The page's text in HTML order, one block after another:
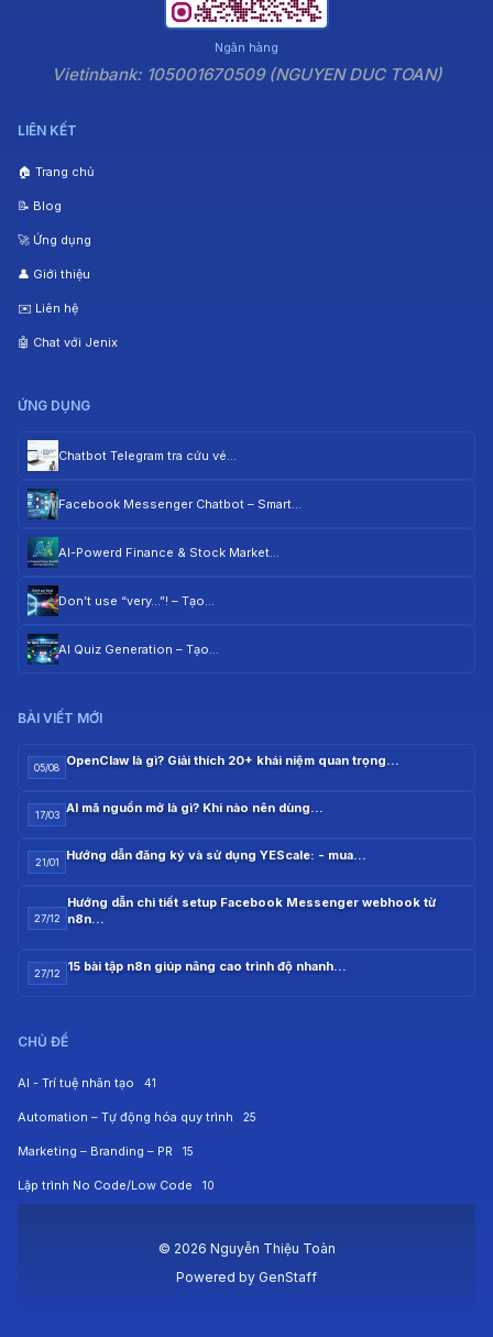
Ngân hàng
Vietinbank: 105001670509 (NGUYEN DUC TOAN)
LIÊN KẾT
🏠 Trang chủ
📝 Blog
🚀 Ứng dụng
👤 Giới thiệu
✉️ Liên hệ
🤖 Chat với Jenix
ỨNG DỤNG
Chatbot Telegram tra cứu vé…
Facebook Messenger Chatbot – Smart…
AI-Powerd Finance & Stock Market…
Don’t use “very…”! – Tạo…
AI Quiz Generation – Tạo…
BÀI VIẾT MỚI
05/08 OpenClaw là gì? Giải thích 20+ khái niệm quan trọng…
17/03 AI mã nguồn mở là gì? Khi nào nên dùng…
21/01 Hướng dẫn đăng ký và sử dụng YEScale: - mua…
27/12
Hướng dẫn chi tiết setup Facebook Messenger webhook từ
n8n…
27/12 15 bài tập n8n giúp nâng cao trình độ nhanh…
CHỦ ĐỀ
AI - Trí tuệ nhân tạo 41
Automation – Tự động hóa quy trình 25
Marketing – Branding – PR 15
Lập trình No Code/Low Code 10
© 2026 Nguyễn Thiệu Toàn
Powered by GenStaff